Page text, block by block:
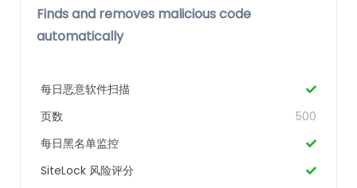
Finds and removes malicious code
automatically
每日恶意软件扫描
页数
500
每日黑名单监控
SiteLock 风险评分